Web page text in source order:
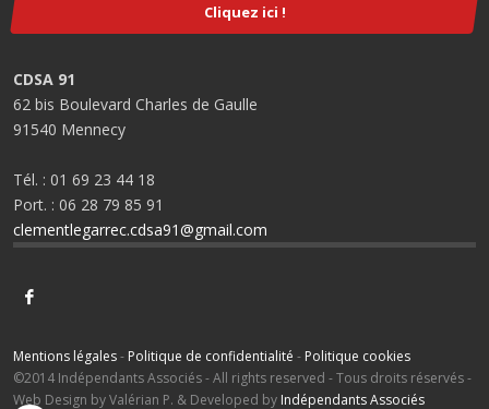
Cliquez ici !
CDSA 91
62 bis Boulevard Charles de Gaulle
91540 Mennecy
Tél. : 01 69 23 44 18
Port. : 06 28 79 85 91
clementlegarrec.cdsa91@gmail.com
Mentions légales- Politique de confidentialité - Politique cookies
©2014 Indépendants Associés - All rights reserved - Tous droits réservés -
Web Design by Valérian P. & Developed by Indépendants Associés